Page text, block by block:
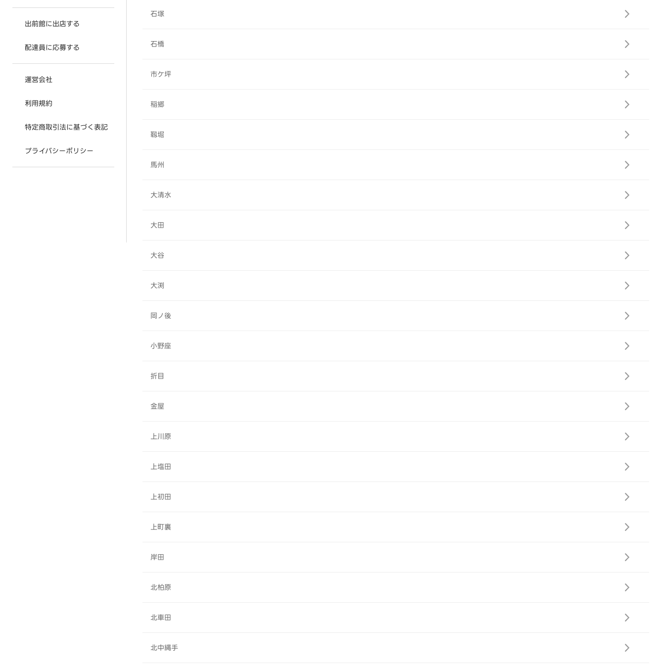
出前館に出店する
配達員に応募する
運営会社
利用規約
特定商取引法に基づく表記
プライバシーポリシー
石塚
石橋
市ケ坪
稲郷
靱堀
馬州
大清水
大田
大谷
大渕
岡ノ後
小野座
折目
金屋
上川原
上塩田
上初田
上町裏
岸田
北柏原
北車田
北中縄手